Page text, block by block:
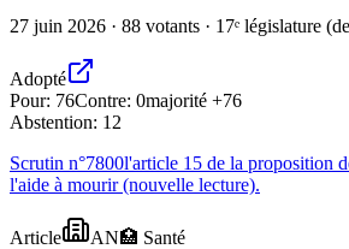
27 juin 2026 · 88 votants · 17ᵉ législature
Adopté
Pour: 76Contre: 0majorité +76
Abstention: 12
Scrutin n°7800l'article 15 de la proposition
l'aide à mourir (nouvelle lecture).
Article AN🏥 Santé